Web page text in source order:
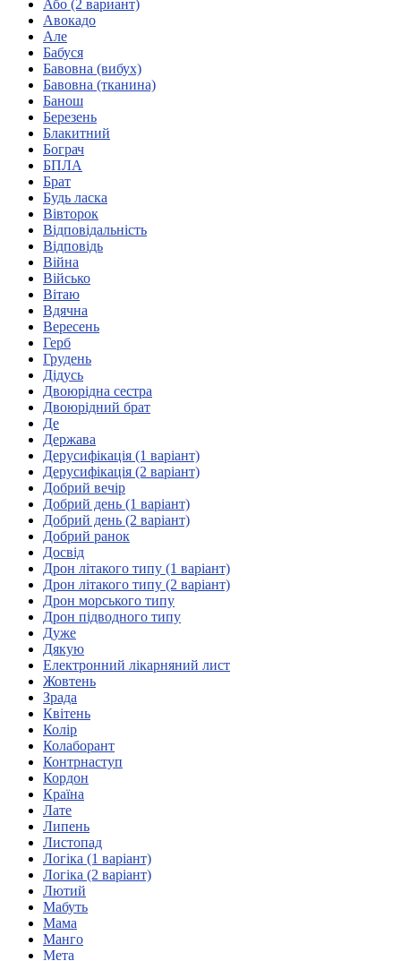
Кадрові зміни
Працевлаштування
Постаті в УТОГ
Все про УТОГ: ваші права, послуги та підтримка:
Важлива інформація
Благодійні справи
Історія глухих
Коронавірус
Брифінги
Корисні інформаційні матеріали від Т. Ломакіної
Про УТОГ
Керівництво УТОГ
Громадські ради УТОГ ⩺
Всеукраїнська молодіжна Рада УТОГ
Молодіжні лідери УТОГ
Мережа УТОГ
Підприємства УТОГ
Рекорди УТОГ
Видання УТОГ
Звіти
Посилання сторінок УТОГ
Контакти
Навчальні програми
Дошкільна освіта
Загальна освіта
Для абітурієнтів
Уроки
Географія
Реєстр перекладачів жестової мови Українського
товариства глухих
Підготовка перекладачів
"Сервіс УТОГ"
Безбар'єрність для глухих
Волинська область
Дніпропетровська область
Або (2 вариант)
Авокадо
Але
Бабуся
Бавовна (вибух)
Бавовна (тканина)
Банош
Березень
Блакитний
Бограч
БПЛА
Брат
Будь ласка
Вівторок
Відповідальність
Відповідь
Війна
Військо
Вітаю
Вдячна
Вересень
Герб
Грудень
Дідусь
Двоюрідна сестра
Двоюрідний брат
Де
Держава
Дерусифікація (1 варіант)
Дерусифікація (2 варіант)
Добрий вечір
Добрий день (1 варіант)
Добрий день (2 варіант)
Добрий ранок
Досвід
Дрон літакого типу (1 варіант)
Дрон літакого типу (2 варіант)
Дрон морського типу
Дрон підводного типу
Дуже
Дякую
Електронний лікарняний лист
Жовтень
Зрада
Квітень
Колір
Колаборант
Контрнаступ
Кордон
Країна
Лате
Липень
Листопад
Логіка (1 варіант)
Логіка (2 варіант)
Лютий
Мабуть
Мама
Манго
Мета